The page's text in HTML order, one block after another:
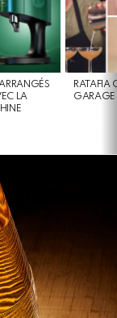
LA
RATAFIA
GARAGE